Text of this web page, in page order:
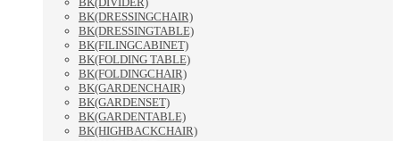
BK(DRESSINGCHAIR)
BK(DRESSINGTABLE)
BK(FILINGCABINET)
BK(FOLDING TABLE)
BK(FOLDINGCHAIR)
BK(GARDENCHAIR)
BK(GARDENSET)
BK(GARDENTABLE)
BK(HIGHBACKCHAIR)